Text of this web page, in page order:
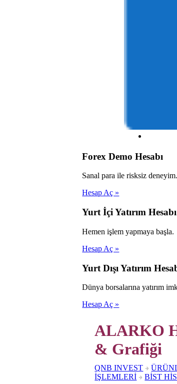
Forex Demo Hesabı
Sanal para ile risksiz deneyim.
Hesap Aç »
Yurt İçi Yatırım Hesabı
Hemen işlem yapmaya başla.
Hesap Aç »
Yurt Dışı Yatırım
Dünya borsalarına yatırım
Hesap Aç »
ALARKO
& Grafiği
QNB INVEST
İŞLEMLERİ
BİST